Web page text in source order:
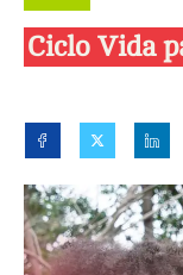
Ciclo Vida